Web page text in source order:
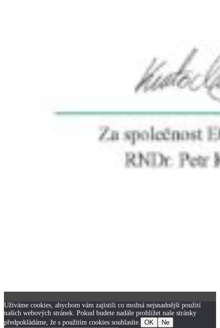
Užíváme cookies, abychom vám zajistili co možná nejsnadnější použití
našich webových stránek. Pokud budete nadále prohlížet naše stránky
předpokládáme, že s použitím cookies souhlasíte. OK Ne